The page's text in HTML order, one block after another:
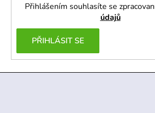
Přihlášením souhlasíte se
údajů
PŘIHLÁSIT SE